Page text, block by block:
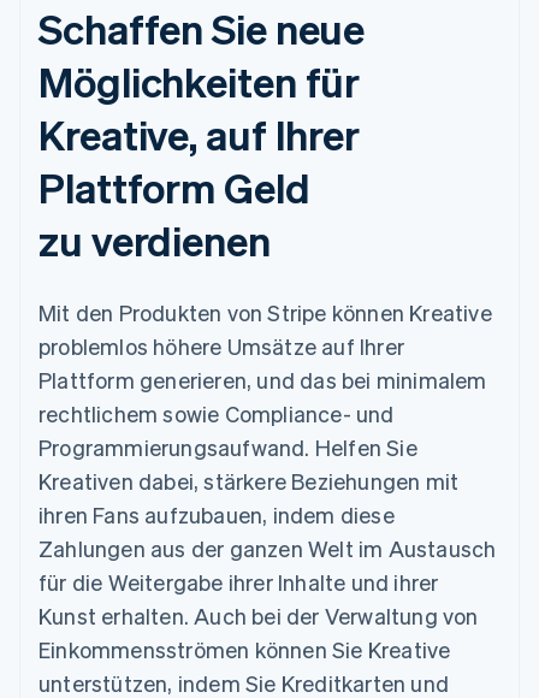
Schaffen Sie neue
Möglichkeiten für
Kreative, auf Ihrer
Plattform Geld
zu verdienen
Mit den Produkten von Stripe können Kreative
problemlos höhere Umsätze auf Ihrer
Plattform generieren, und das bei minimalem
rechtlichem sowie Compliance- und
Programmierungsaufwand. Helfen Sie
Kreativen dabei, stärkere Beziehungen mit
ihren Fans aufzubauen, indem diese
Zahlungen aus der ganzen Welt im Austausch
für die Weitergabe ihrer Inhalte und ihrer
Kunst erhalten. Auch bei der Verwaltung von
Einkommensströmen können Sie Kreative
unterstützen, indem Sie Kreditkarten und